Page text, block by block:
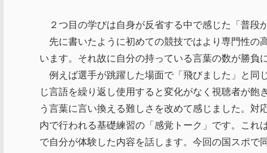
２つ目の学びは自身が反省する中で感じた「普段
先に書いたように初めての競技ではより専門性の
います。それ故に自分の持っている言葉の数が勝負
例えば選手が跳躍した場面で「飛びました」と同
じ言語を繰り返し使用すると変化がなく視聴者が飽
う言葉に言い換える難しさを改めて感じました。対
内で行われる基礎練習の「感覚トーク」です。これ
で自分が体験した内容を話します。今回の国スポで